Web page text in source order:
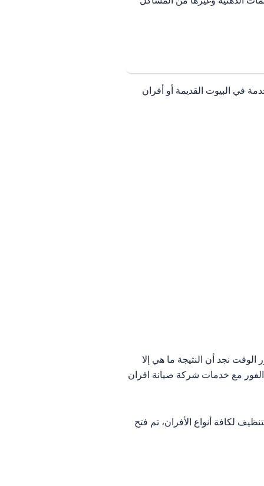
في البيوت القديمة أو أفران
الوقت نجد أن النتيجة ما هي إلا
مع خدمات شركة صيانة افران
لكافة أنواع الأفران، تم فتح